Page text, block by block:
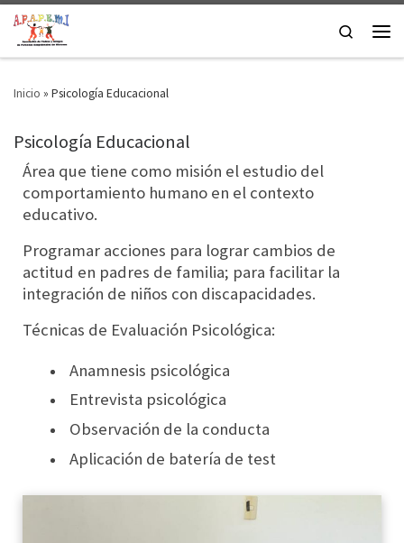
Saltar al contenido
Search
Inicio » Psicología Educacional
Psicología Educacional
Área que tiene como misión el estudio del
comportamiento humano en el contexto
educativo.
Programar acciones para lograr cambios de
actitud en padres de familia; para facilitar la
integración de niños con discapacidades.
Técnicas de Evaluación Psicológica:
Anamnesis psicológica
Entrevista psicológica
Observación de la conducta
Aplicación de batería de test